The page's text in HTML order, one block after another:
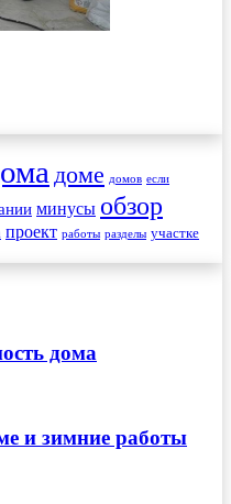
доме домов если
минусы обзор
проект работы разделы участке
дома
и зимние работы